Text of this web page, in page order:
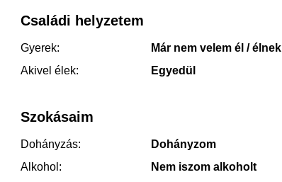
Családi helyzetem
Gyerek:
Már nem velem él / élnek
Akivel élek:
Egyedül
Szokásaim
Dohányzás:
Dohányzom
Alkohol:
Nem iszom alkoholt